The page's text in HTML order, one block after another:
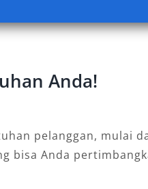
Anda!
pelanggan, mulai
bisa Anda